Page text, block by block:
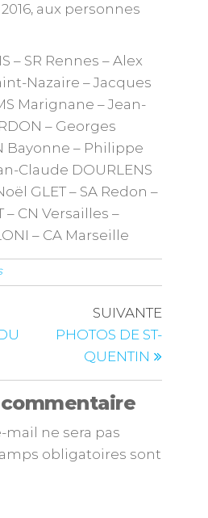
aux personnes
– SR Rennes – Alex
Nazaire – Jacques
Marignane – Jean-
– Georges
Bayonne – Philippe
Claude DOURLENS
GLET – SA Redon –
– CN Versailles –
– CA Marseille
SUIVANTE
PHOTOS DE ST-
QUENTIN
mail ne sera pas
obligatoires sont